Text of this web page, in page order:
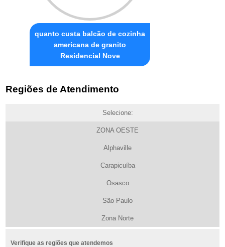
quanto custa balcão de cozinha
americana de granito
Residencial Nove
Regiões de Atendimento
Selecione:
ZONA OESTE
Alphaville
Carapicuíba
Osasco
São Paulo
Zona Norte
Verifique as regiões que atendemos